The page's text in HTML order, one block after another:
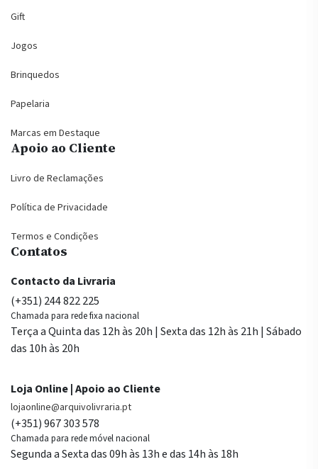
Gift
Jogos
Brinquedos
Papelaria
Marcas em Destaque
Apoio ao Cliente
Livro de Reclamações
Política de Privacidade
Termos e Condições
Contatos
Contacto da Livraria
(+351) 244 822 225
Chamada para rede fixa nacional
Terça a Quinta das 12h às 20h | Sexta das 12h às 21h | Sábado
das 10h às 20h
Loja Online | Apoio ao Cliente
lojaonline@arquivolivraria.pt
(+351) 967 303 578
Chamada para rede móvel nacional
Segunda a Sexta das 09h às 13h e das 14h às 18h